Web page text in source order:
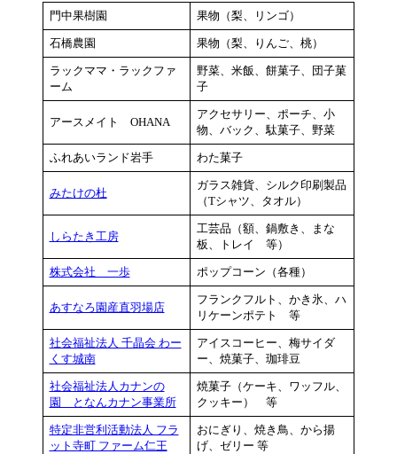
門中果樹園 果物（梨、リンゴ）
石橋農園 果物（梨、りんご、桃）
ラックママ・ラックファ
ーム
野菜、米飯、餅菓子、団子菓
子
アースメイト OHANA
アクセサリー、ポーチ、小
物、バック、駄菓子、野菜
ふれあいランド岩手 わた菓子
みたけの杜
ガラス雑貨、シルク印刷製品
（Tシャツ、タオル）
しらたき工房
工芸品（額、鍋敷き、まな
板、トレイ 等）
株式会社 一歩 ポップコーン（各種）
あすなろ園産直羽場店
フランクフルト、かき氷、ハ
リケーンポテト 等
社会福祉法人 千晶会 わー
くす城南
アイスコーヒー、梅サイダ
ー、焼菓子、珈琲豆
社会福祉法人カナンの
園 となんカナン事業所
焼菓子（ケーキ、ワッフル、
クッキー） 等
特定非営利活動法人 フラ
ット寺町 ファーム仁王
おにぎり、焼き鳥、から揚
げ、ゼリー 等